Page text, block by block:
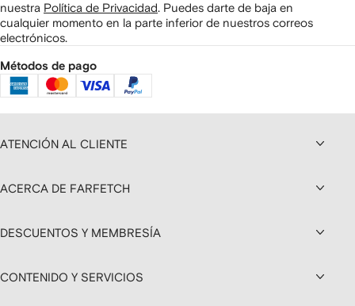
nuestra Política de Privacidad Puedes darte de baja en
cualquier momento en la parte inferior de nuestros correos
electrónicos.
Métodos de pago
ATENCIÓN AL CLIENTE
ACERCA DE FARFETCH
DESCUENTOS Y MEMBRESÍA
CONTENIDO Y SERVICIOS